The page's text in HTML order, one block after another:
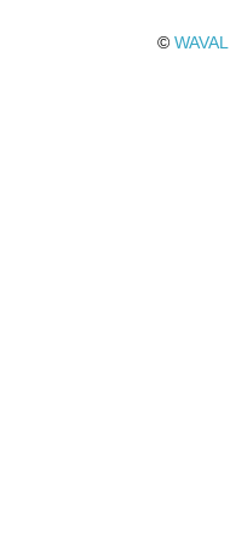
© WAVAL